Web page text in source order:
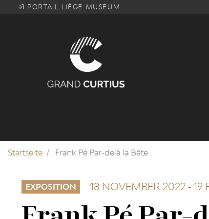
Direkt
PORTAIL LIÈGE MUSEUM
Startseite Frank Pé Par-delà la Bête
EXPOSITION 18 NOVEMBER 2022 - 19